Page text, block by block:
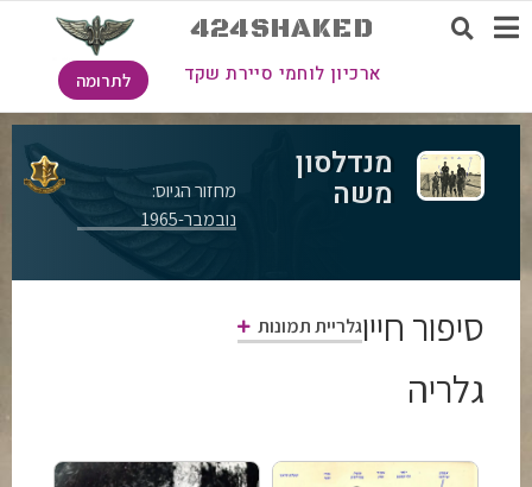
424SHAKED
ארכיון לוחמי סיירת שקד לתרומה
מנדלסון
משה
מחזור הגיוס:
נובמבר-1965
סיפור חייוגלריית תמונות
גלריה